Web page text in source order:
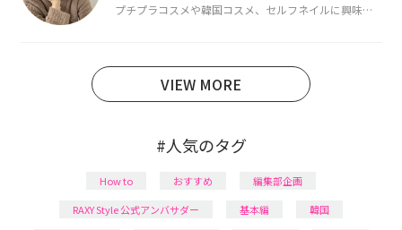
プチプラコスメや韓国コスメ、セルフネイルに興味が
日本化粧品検定1級保有。
VIEW MORE
#人気のタグ
How to おすすめ
編集部企画
RAXY Style 公式アンバサダー
基本編
韓国